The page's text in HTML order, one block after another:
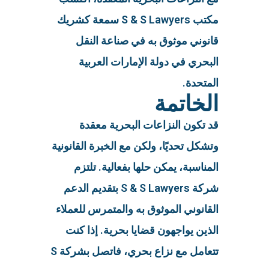
مكتب S & S Lawyers سمعة كشريك
قانوني موثوق به في صناعة النقل
البحري في دولة الإمارات العربية
المتحدة.
الخاتمة
قد تكون النزاعات البحرية معقدة
وتشكل تحديًا، ولكن مع الخبرة القانونية
المناسبة، يمكن حلها بفعالية. تلتزم
شركة S & S Lawyers بتقديم الدعم
القانوني الموثوق به والمتمرس للعملاء
الذين يواجهون قضايا بحرية. إذا كنت
تتعامل مع نزاع بحري، فاتصل بشركة S